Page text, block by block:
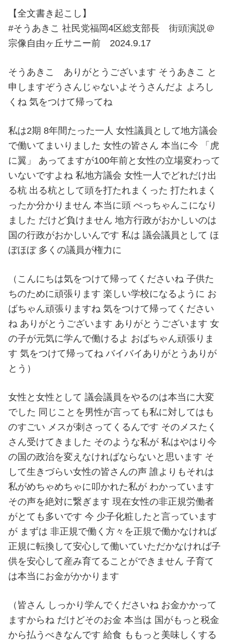
【全文書き起こし】
#そうあきこ 社民党福岡4区総支部長 街頭演説＠
宗像自由ヶ丘サニー前 2024.9.17
そうあきこ ありがとうございます そうあきこ と
申しますぞうさんじゃないよそうさんだよ よろし
くね 気をつけて帰ってね
私は2期 8年間たった一人 女性議員として地方議会
で働いてまいりました 女性の皆さん 本当に今 「虎
に翼」 あってますが100年前と女性の立場変わって
いないですよね 私地方議会 女性一人でどれだけ出
る杭 出る杭として頭を打たれまくった 打たれまく
ったか分かりません 本当に頭 ぺっちゃんこになり
ました だけど負けません 地方行政がおかしいのは
国の行政がおかしいんです 私は 議会議員として ほ
ぼほぼ 多くの議員が権力に
（こんにちは気をつけて帰ってくださいね 子供た
ちのために頑張ります 楽しい学校になるように お
ばちゃん頑張りますね 気をつけて帰ってください
ね ありがとうございます ありがとうございます 女
の子が元気に学んで働けるよ おばちゃん頑張りま
す 気をつけて帰ってね バイバイありがとうありが
とう）
女性と女性として 議会議員をやるのは本当に大変
でした 同じことを男性が言っても私に対してはも
のすごい メスが刺さってくるんです そのメスたく
さん受けてきました そのような私が 私はやはり今
の国の政治を変えなければならないと思います そ
して生きづらい女性の皆さんの声 誰よりもそれは
私がめちゃめちゃに叩かれた私が わかっています
その声を絶対に繋ぎます 現在女性の非正規労働者
がとても多いです 今 少子化粧したと言っています
が まずは 非正規で働く方々を正規で働かなければ
正規に転換して安心して働いていただかなければ子
供を安心して産み育てることができません 子育て
は本当にお金がかかります
（皆さん しっかり学んでくださいね お金かかって
ますからね だけどそのお金 本当は 国がもっと税金
から払うべきなんです 給食 ももっと美味しくする